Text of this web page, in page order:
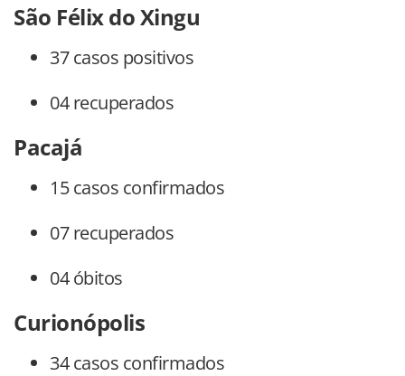
São Félix do Xingu
37 casos positivos
04 recuperados
Pacajá
15 casos confirmados
07 recuperados
04 óbitos
Curionópolis
34 casos confirmados